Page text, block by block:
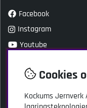
Facebook
Instagram
Youtube
Cookies
Kockums